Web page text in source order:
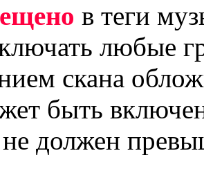
в теги
любые
скана
быть
должен